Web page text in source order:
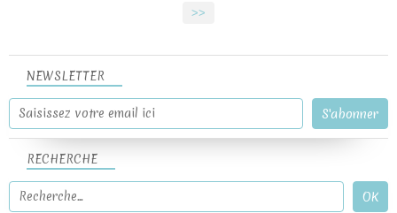
>>
NEWSLETTER
RECHERCHE